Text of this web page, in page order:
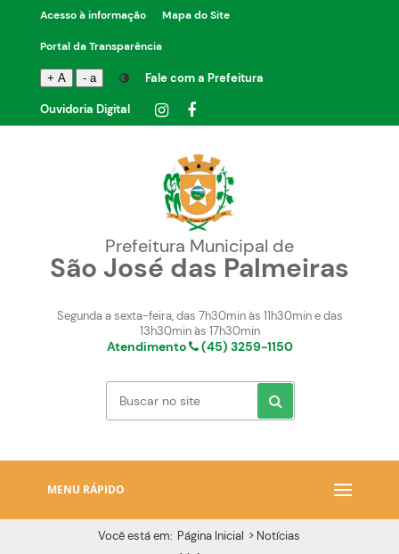
Acesso à informação Mapa do Site
Portal da Transparência
+ A - a Fale com a Prefeitura
Ouvidoria Digital
Prefeitura Municipal de
São José das Palmeiras
Segunda a sexta-feira, das 7h30min às 11h30min e das
13h30min às 17h30min
Atendimento (45) 3259-1150
MENU RÁPIDO
Você está em: Página Inicial > Notícias